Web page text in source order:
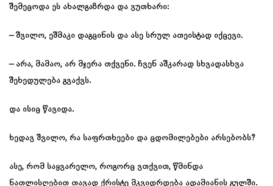
შემეცოდა ეს ახალგაზრდა და ვუთხარი:
– შვილო, ეშმაკი დაგცინის და ასე სრულ ათეისტად იქცევი.
– არა, მამაო, არ მჯერა თქვენი. ჩვენ აშკარად სხვადასხვა
შეხედულება გვაქვს.
და ისიც წავიდა.
ხედავ შვილო, რა საფრთხეები და ცდომილებები არსებობს?
ასე, რომ საყვარელო, როგორც ვთქვით, წმინდა
ნათლისღებით თავად ქრისტე მკვიდრდება ადამიანის გულში.